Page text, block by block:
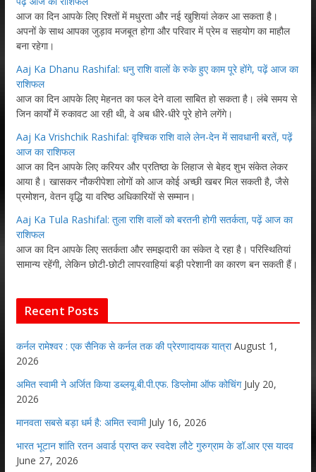
आज का दिन आपके लिए रिश्तों में मधुरता और नई खुशियां लेकर आ सकता है।
अपनों के साथ आपका जुड़ाव मजबूत होगा और परिवार में प्रेम व सहयोग का माहौल
बना रहेगा।
Aaj Ka Dhanu Rashifal: धनु राशि वालों के रुके हुए काम पूरे होंगे, पढ़ें आज का
राशिफल
आज का दिन आपके लिए मेहनत का फल देने वाला साबित हो सकता है। लंबे समय से
जिन कार्यों में रुकावट आ रही थी, वे अब धीरे-धीरे पूरे होने लगेंगे।
Aaj Ka Vrishchik Rashifal: वृश्चिक राशि वाले लेन-देन में सावधानी बरतें, पढ़ें
आज का राशिफल
आज का दिन आपके लिए करियर और प्रतिष्ठा के लिहाज से बेहद शुभ संकेत लेकर
आया है। खासकर नौकरीपेशा लोगों को आज कोई अच्छी खबर मिल सकती है, जैसे
प्रमोशन, वेतन वृद्धि या वरिष्ठ अधिकारियों से सम्मान।
Aaj Ka Tula Rashifal: तुला राशि वालों को बरतनी होगी सतर्कता, पढ़ें आज का
राशिफल
आज का दिन आपके लिए सतर्कता और समझदारी का संकेत दे रहा है। परिस्थितियां
सामान्य रहेंगी, लेकिन छोटी-छोटी लापरवाहियां बड़ी परेशानी का कारण बन सकती हैं।
Recent Posts
कर्नल रामेश्वर : एक सैनिक से कर्नल तक की प्रेरणादायक यात्रा August 1,
2026
अमित स्वामी ने अर्जित किया डब्लयू.बी.पी.एफ. डिप्लोमा ऑफ कोचिंग July 20,
2026
मानवता सबसे बड़ा धर्म है: अमित स्वामी July 16, 2026
भारत भूटान शांति रतन अवार्ड प्राप्त कर स्वदेश लौटे गुरुग्राम के डॉ.आर एस यादव
June 27, 2026